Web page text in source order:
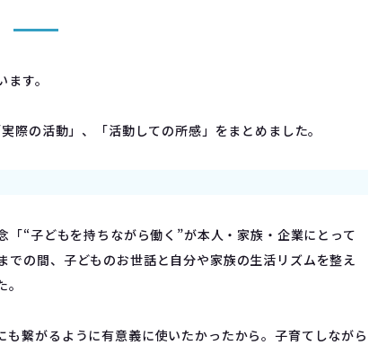
す。
の活動」、「活動しての所感」をまとめました。
“子どもを持ちながら働く”が本人・家族・企業にとって
の間、子どものお世話と自分や家族の生活リズムを整え
繋がるように有意義に使いたかったから。子育てしながら